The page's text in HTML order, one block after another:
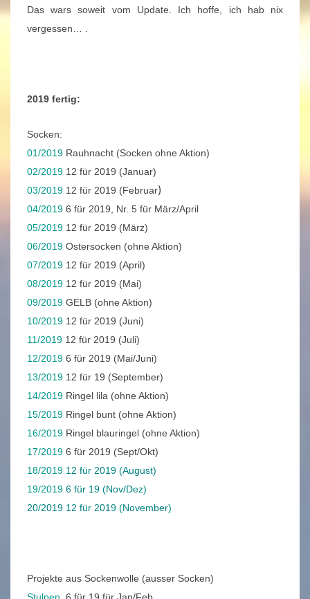
Das wars soweit vom Update. Ich hoffe, ich hab nix
vergessen… .
2019 fertig:
Socken:
01/2019 Rauhnacht (Socken ohne Aktion)
02/2019 12 für 2019 (Januar)
03/2019 12 für 2019 (Februar)
04/2019 6 für 2019, Nr. 5 für März/April
05/2019 12 für 2019 (März)
06/2019 Ostersocken (ohne Aktion)
07/2019 12 für 2019 (April)
08/2019 12 für 2019 (Mai)
09/2019 GELB (ohne Aktion)
10/2019 12 für 2019 (Juni)
11/2019 12 für 2019 (Juli)
12/2019 6 für 2019 (Mai/Juni)
13/2019 12 für 19 (September)
14/2019 Ringel lila (ohne Aktion)
15/2019 Ringel bunt (ohne Aktion)
16/2019 Ringel blauringel (ohne Aktion)
17/2019 6 für 2019 (Sept/Okt)
18/2019 12 für 2019 (August)
19/2019 6 für 19 (Nov/Dez)
20/2019 12 für 2019 (November)
Projekte aus Sockenwolle (ausser Socken)